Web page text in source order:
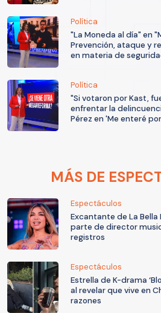
Política
"La Moneda al día" en
Prevención, ataque y
en materia de
Política
"Si votaron por Kast,
enfrentar la
Pérez en 'Me enteré
MÁS DE
Espectáculos
Excantante de La
parte de director
registros
Espectáculos
Estrella de K-drama
al revelar que vive en
razones